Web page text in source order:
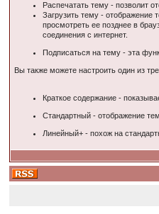
Распечатать тему - позволит
Загрузить тему - отображение
просмотреть ее позднее в
соединения с интернет.
Подписаться на тему - эта
Вы также можете настроить один из
Краткое содержание -
Стандартный - отображение
Линейный+ - похож на